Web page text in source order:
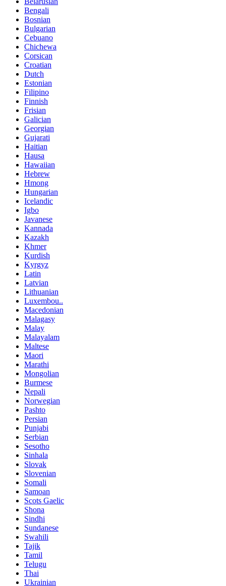
Bengali
Bosnian
Bulgarian
Cebuano
Chichewa
Corsican
Croatian
Dutch
Estonian
Filipino
Finnish
Frisian
Galician
Georgian
Gujarati
Haitian
Hausa
Hawaiian
Hebrew
Hmong
Hungarian
Icelandic
Igbo
Javanese
Kannada
Kazakh
Khmer
Kurdish
Kyrgyz
Latin
Latvian
Lithuanian
Luxembou..
Macedonian
Malagasy
Malay
Malayalam
Maltese
Maori
Marathi
Mongolian
Burmese
Nepali
Norwegian
Pashto
Persian
Punjabi
Serbian
Sesotho
Sinhala
Slovak
Slovenian
Somali
Samoan
Scots Gaelic
Shona
Sindhi
Sundanese
Swahili
Tajik
Tamil
Telugu
Thai
Ukrainian